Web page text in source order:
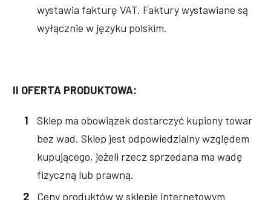
wystawia fakturę VAT. Faktury wystawiane są
wyłącznie w języku polskim.
II OFERTA PRODUKTOWA:
Sklep ma obowiązek dostarczyć kupiony towar
bez wad. Sklep jest odpowiedzialny względem
kupującego, jeżeli rzecz sprzedana ma wadę
fizyczną lub prawną.
Ceny produktów w sklepie internetowym